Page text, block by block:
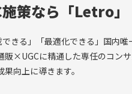
策なら「Letro」
きる」「最適化できる」国内唯
販×UGCに精通した専任のコン
向上に導きます。